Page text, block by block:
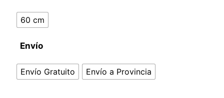
60 cm
Envío
Envío Gratuito Envío a Provincia